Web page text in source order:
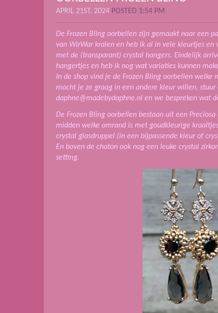
APRIL 21ST, 2024 POSTED 1:54 PM
De Frozen Bling oorbellen zijn gemaakt naar een
van WirWar kralen en heb ik al in vele kleurtjes
met de (transparant) crystal hangers. Eindelijk
hangertjes en heb ik nog wat variaties kunnen
In de shop vind je de Frozen Bling oorbellen
mocht je ze graag in een andere kleur willen,
daphne@madebydaphne.nl en we bespreken wat
De Frozen Bling oorbellen bestaan uit een
midden welke omrand is met goudkleurige
crystal glasdruppel (in een bijpassende kleur of
En boven de chaton ook nog een leuke crystal
setting.